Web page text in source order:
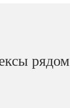
рядом